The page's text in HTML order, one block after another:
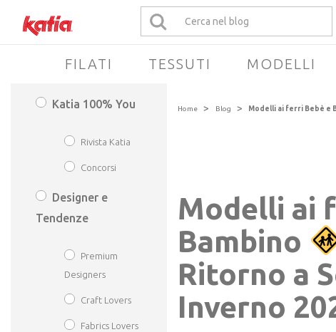
FILATI TESSUTI MODELLI
Katia 100% You
Rivista Katia
Concorsi
Designer e
Tendenze
Premium
Designers
Craft Lovers
Fabrics Lovers
Home > Blog > Modelli ai ferri Bebè e
Modelli ai
Bambino
Ritorno a
Inverno